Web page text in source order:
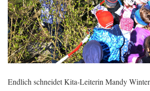
Endlich schneidet Kita-Leiterin Mandy